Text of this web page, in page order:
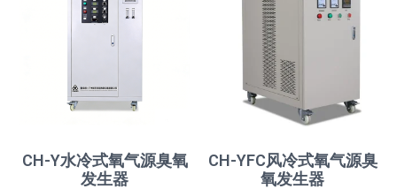
CH-Y水冷式氧气源臭氧
发生器
CH-YFC风冷式氧气源臭
氧发生器